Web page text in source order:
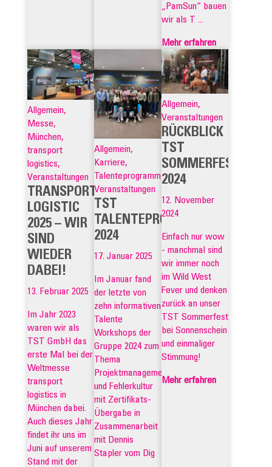
„PamSun“ bauen
wir als T ...
Mehr erfahren
Allgemein,
Messe,
München,
transport
logistics,
Veranstaltungen
TRANSPORT
LOGISTIC
2025 – WIR
SIND
WIEDER
DABEI!
13. Februar 2025
Im Jahr 2023
waren wir als
TST GmbH das
erste Mal bei der
Weltmesse
transport
logistics in
München dabei.
Auch dieses Jahr
findet ihr uns im
Juni auf unserem
Stand mit der
Allgemein,
Karriere,
Talenteprogramm,
Veranstaltungen
TST
TALENTEPROGRAMM
2024
17. Januar 2025
Im Januar fand
der letzte von
zehn informativen
Talente
Workshops der
Gruppe 2024 zum
Thema
Projektmanagement
und Fehlerkultur
mit Zertifikats-
Übergabe in
Zusammenarbeit
mit Dennis
Stapler vom Dig
Allgemein,
Veranstaltungen
RÜCKBLICK
TST
SOMMERFEST
2024
12. November
2024
Einfach nur wow
- manchmal sind
wir immer noch
im Wild West
Fever und denken
zurück an unser
TST Sommerfest
bei Sonnenschein
und einmaliger
Stimmung!
Mehr erfahren